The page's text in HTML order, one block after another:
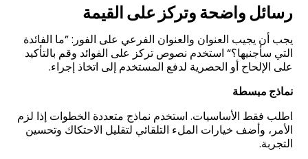
رسائل واضحة وتركز على القيمة
يجب أن يجيب العنوان والعنوان الفرعي على الفور: ”ما الفائدة
التي سأجنيها؟“ استخدم نصوص تركز على الفوائد وقم بالتأكيد
على الإلحاح أو الحصرية لدفع المستخدم إلى اتخاذ إجراء.
نماذج مبسطة
اطلب فقط الأساسيات. استخدم نماذج متعددة الخطوات إذا لزم
الأمر، وأضف خيارات الملء التلقائي لتقليل الاحتكاك وتحسين
التجربة.